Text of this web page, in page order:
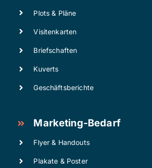
Plots & Pläne
Visitenkarten
Briefschaften
Kuverts
Geschäftsberichte
Marketing-Bedarf
Flyer & Handouts
Plakate & Poster